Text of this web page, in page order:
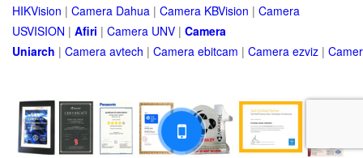
HIKVision | Camera Dahua | Camera KBVision | Camera
USVISION | Afiri | Camera UNV | Camera
Uniarch | Camera avtech | Camera ebitcam | Camera ezviz |